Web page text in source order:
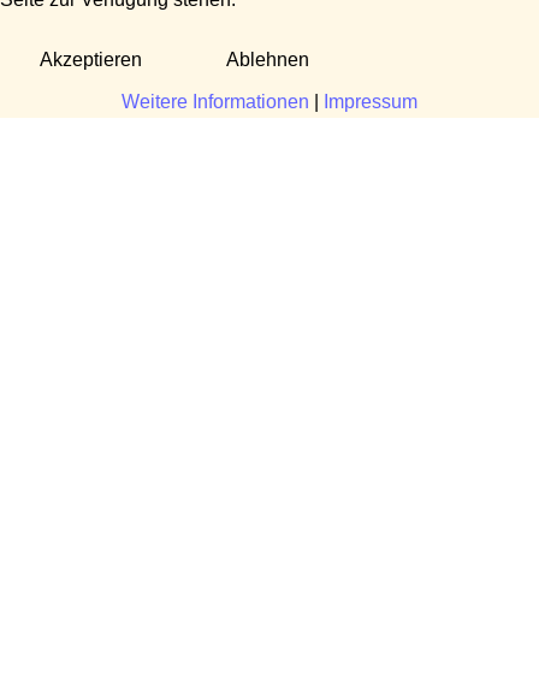
Akzeptieren Ablehnen
Weitere Informationen Impressum